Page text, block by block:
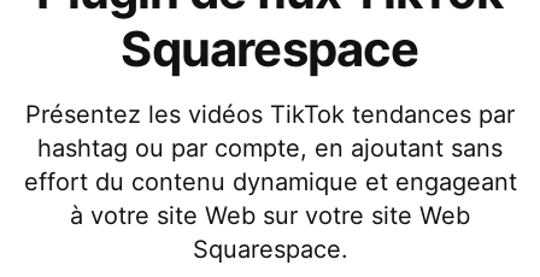
Squarespace
Présentez les vidéos TikTok tendances par
hashtag ou par compte, en ajoutant sans
effort du contenu dynamique et engageant
à votre site Web sur votre site Web
Squarespace.